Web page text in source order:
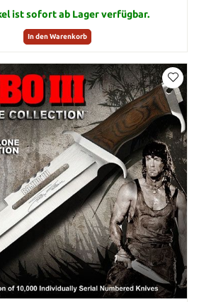
ist sofort ab Lager verfügbar.
In den Warenkorb